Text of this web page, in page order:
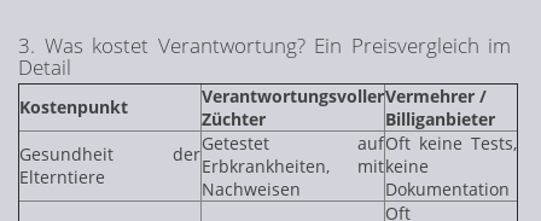
3. Was kostet Verantwortung? Ein Preisvergleich im
Detail
Kostenpunkt
Verantwortungsvoller
Züchter
Vermehrer /
Billiganbieter
Gesundheit der
Elterntiere
Getestet auf
Erbkrankheiten, mit
Nachweisen
Oft keine Tests,
keine
Dokumentation
Oft